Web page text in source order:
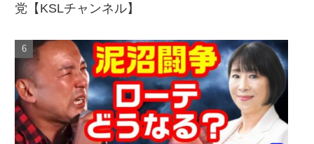
党【KSLチャンネル】